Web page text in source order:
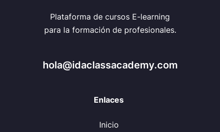
Plataforma de cursos E-learning
para la formación de profesionales.
hola@idaclassacademy.com
Enlaces
Inicio